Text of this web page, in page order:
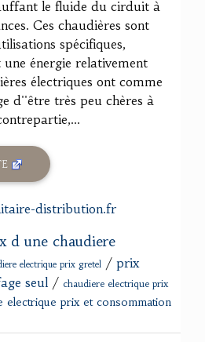
le fluide du cirduit à
Ces chaudières sont
spécifiques,
énergie relativement
électriques ont comme
d''être très peu chères à
distribution.fr
d une chaudiere
electrique prix gretel / prix
seul / chaudiere electrique prix
electrique prix et consommation